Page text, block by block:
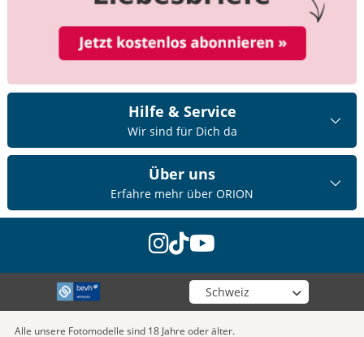
Hilfe & Service
Wir sind für Dich da
Über uns
Erfahre mehr über ORION
instagram
tiktok
youtube
Wähle deinen Shop
Alle unsere Fotomodelle sind 18 Jahre oder älter.